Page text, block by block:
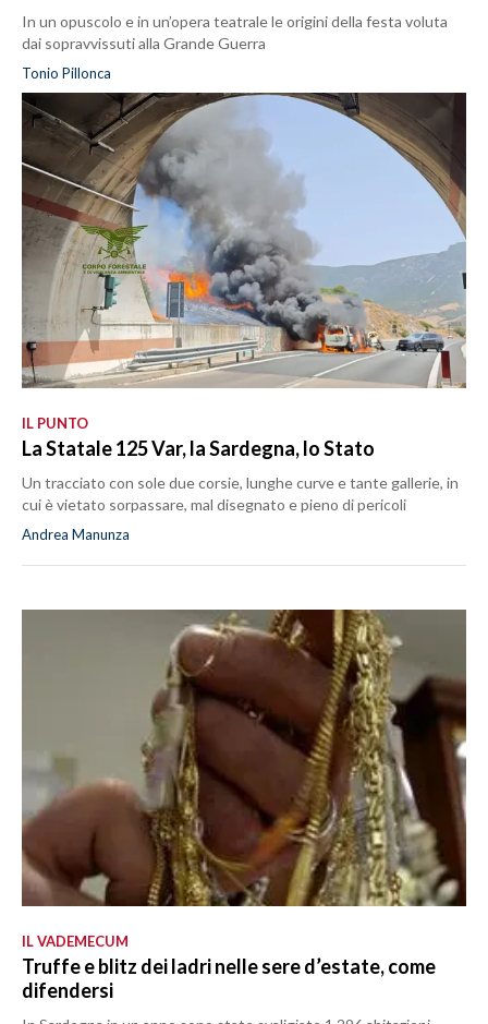
In un opuscolo e in un’opera teatrale le origini della festa voluta
dai sopravvissuti alla Grande Guerra
Tonio Pillonca
IL PUNTO
La Statale 125 Var, la Sardegna, lo Stato
Un tracciato con sole due corsie, lunghe curve e tante gallerie, in
cui è vietato sorpassare, mal disegnato e pieno di pericoli
Andrea Manunza
IL VADEMECUM
Truffe e blitz dei ladri nelle sere d’estate, come
difendersi